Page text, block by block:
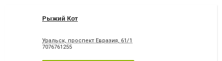
Рыжий Кот
Уральск, проспект Евразия, 61/1
7076761255